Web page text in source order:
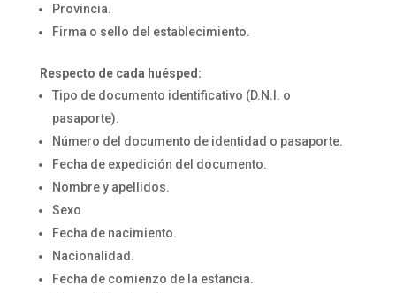
Provincia.
Firma o sello del establecimiento.
Respecto de cada huésped:
Tipo de documento identificativo (D.N.I. o
pasaporte).
Número del documento de identidad o pasaporte.
Fecha de expedición del documento.
Nombre y apellidos.
Sexo
Fecha de nacimiento.
Nacionalidad.
Fecha de comienzo de la estancia.